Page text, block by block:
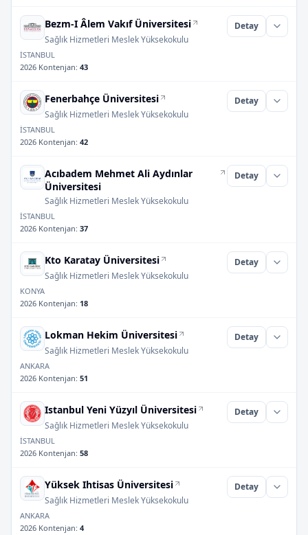
Bezm-I Âlem Vakıf Üniversitesi
Sağlık Hizmetleri Meslek Yüksekokulu
Detay
İSTANBUL
2026 Kontenjan: 43
Fenerbahçe Üniversitesi
Sağlık Hizmetleri Meslek Yüksekokulu
Detay
İSTANBUL
2026 Kontenjan: 42
Acıbadem Mehmet Ali Aydınlar
Üniversitesi
Sağlık Hizmetleri Meslek Yüksekokulu
Detay
İSTANBUL
2026 Kontenjan: 37
Kto Karatay Üniversitesi
Sağlık Hizmetleri Meslek Yüksekokulu
Detay
KONYA
2026 Kontenjan: 18
Lokman Hekim Üniversitesi
Sağlık Hizmetleri Meslek Yüksekokulu
Detay
ANKARA
2026 Kontenjan: 51
Istanbul Yeni Yüzyıl Üniversitesi
Sağlık Hizmetleri Meslek Yüksekokulu
Detay
İSTANBUL
2026 Kontenjan: 58
Yüksek Ihtisas Üniversitesi
Sağlık Hizmetleri Meslek Yüksekokulu
Detay
ANKARA
2026 Kontenjan: 4